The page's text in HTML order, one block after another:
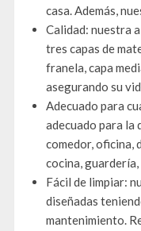
casa. Además,
Calidad: nuestra
tres capas de
franela, capa
asegurando su
Adecuado para
adecuado para la
comedor, oficina,
cocina,
Fácil de limpiar:
diseñadas
mantenimiento.